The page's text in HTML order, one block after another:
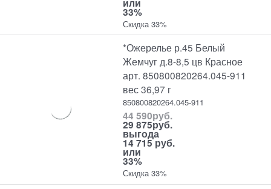
33%
Скидка 33%
*Ожерелье р.45 Белый
Жемчуг д.8-8,5 цв Красное
арт. 850800820264.045-911
вес 36,97 г
850800820264.045-911
44 590руб.
29 875руб.
выгода
14 715 руб.
или
33%
Скидка 33%